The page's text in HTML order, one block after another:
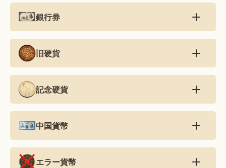
銀行券
旧硬貨
記念硬貨
中国貨幣
エラー貨幣